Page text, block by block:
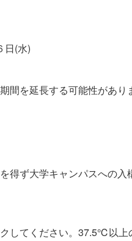
日(水)
間を延長する可能性があり
得ず大学キャンパスへの
してください。37.5℃以